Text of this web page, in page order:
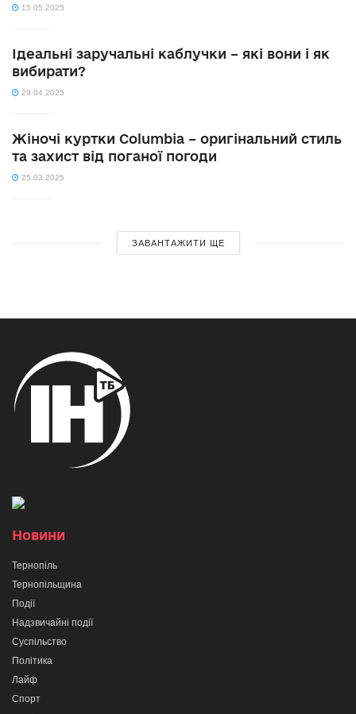
15.05.2025
Ідеальні заручальні каблучки – які вони і як
вибирати?
29.04.2025
Жіночі куртки Columbia – оригінальний стиль
та захист від поганої погоди
25.03.2025
ЗАВАНТАЖИТИ ЩЕ
Новини
Тернопіль
Тернопільщина
Події
Надзвичайні події
Суспільство
Політика
Лайф
Спорт